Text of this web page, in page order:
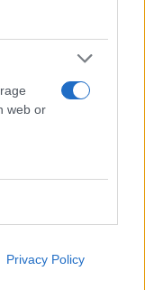
web or
Privacy Policy